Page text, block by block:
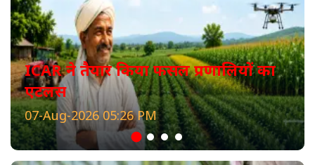
ICAR ने तैयार किया फसल प्रणालियों का
एटलस
07-Aug-2026 05:26 PM